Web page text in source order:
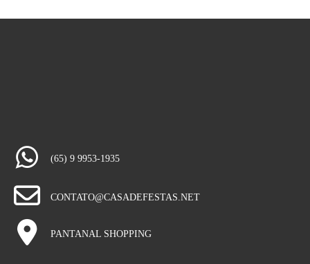
(65) 9 9953-1935
CONTATO@CASADEFESTAS.NET
PANTANAL SHOPPING